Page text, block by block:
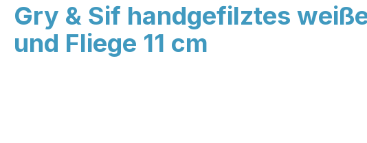
Gry & Sif handgefilztes
und Fliege 11 cm